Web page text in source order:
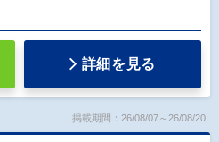
詳細を見る
掲載期間：26/08/07～26/08/20